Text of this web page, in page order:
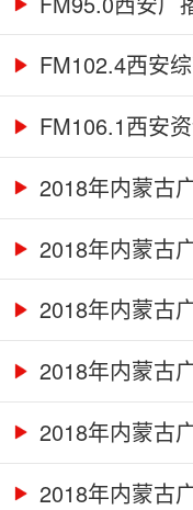
FM102.4西安
FM106.1西安
2018年内蒙古
2018年内蒙古
2018年内蒙古
2018年内蒙古
2018年内蒙古
2018年内蒙古